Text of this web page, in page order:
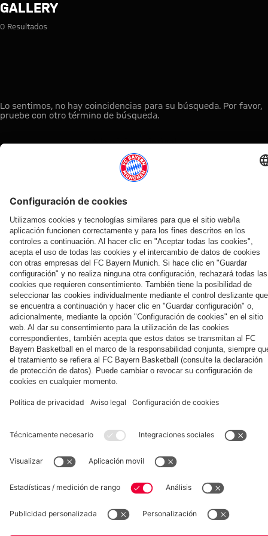
Búsqueda: gallery
GALLERY
0 Resultados
Lo sentimos, no hay coincidencias para su búsqueda. Por favor,
pruebe con otro término de búsqueda.
A la página principal
ESTO LE PUEDE INTERESAR
TIENDA
ONLINE
¡Disponible
la nueva
primera
equipación
para la
2025/26!
OFERTA
VENTILADOR
FC Bayern
Múnich
Tarjetas de
autógrafos
AFICIÓN
Clubs
de fans
MYFCBAYERN
Descubre tu
espacio
personal para
fans
Colaborador
Museum Prensa Baloncesto
Aviso legal
Política de privacidad Condiciones de uso
Accesibilidad
Sistema de denuncia
Contacto Ajustes de cookies